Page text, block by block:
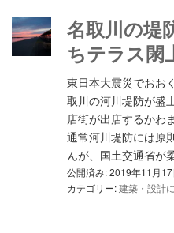
名取川の堤
ちテラス閖
東日本大震災でおお
取川の河川堤防が盛
店街が出店するかわ
通常河川堤防には原
んが、国土交通省が
公開済み: 2019年11月17
カテゴリー:建築・設計